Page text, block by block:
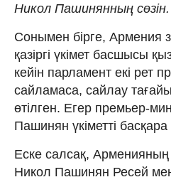
Никол Пашинянның сөзін.
Сонымен бірге, Армения
қазіргі үкімет басшысы
кейін парламент екі рет
сайламаса, сайлау
өтілген. Егер премьер-
Пашинян үкіметті
Еске салсақ, Арменияның
Никол Пашинян Ресей